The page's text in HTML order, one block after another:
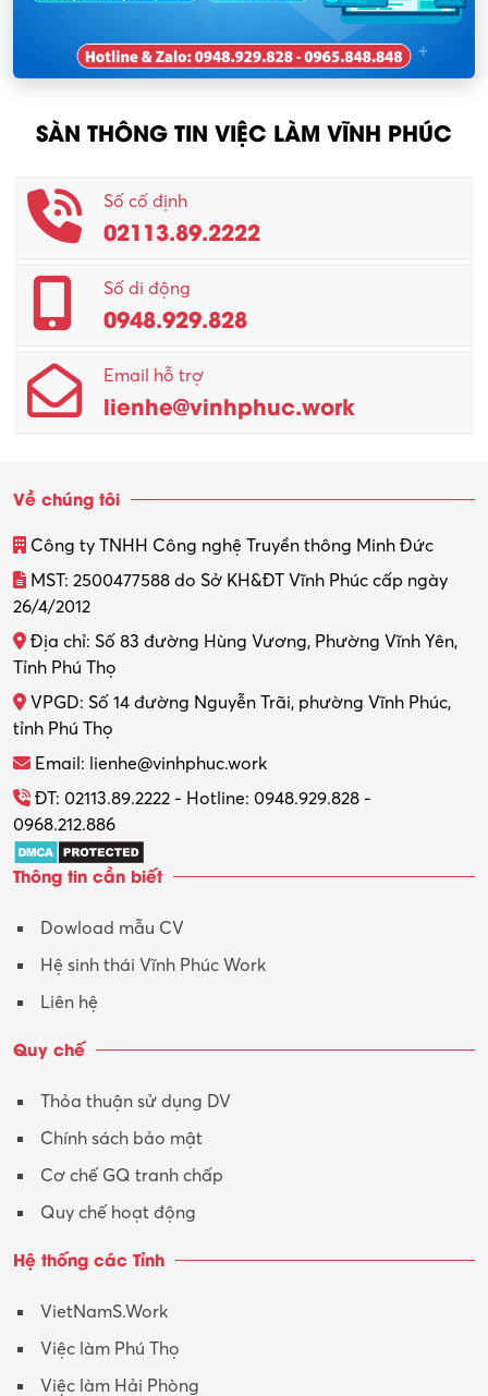
SÀN THÔNG TIN VIỆC LÀM VĨNH PHÚC
Số cố định
02113.89.2222
Số di động
0948.929.828
Email hỗ trợ
lienhe@vinhphuc.work
Về chúng tôi
Công ty TNHH Công nghệ Truyền thông Minh Đức
MST: 2500477588 do Sở KH&ĐT Vĩnh Phúc cấp ngày
26/4/2012
Địa chỉ: Số 83 đường Hùng Vương, Phường Vĩnh Yên,
Tỉnh Phú Thọ
VPGD: Số 14 đường Nguyễn Trãi, phường Vĩnh Phúc,
tỉnh Phú Thọ
Email: lienhe@vinhphuc.work
ĐT: 02113.89.2222 - Hotline: 0948.929.828 -
0968.212.886
Thông tin cần biết
Dowload mẫu CV
Hệ sinh thái Vĩnh Phúc Work
Liên hệ
Quy chế
Thỏa thuận sử dụng DV
Chính sách bảo mật
Cơ chế GQ tranh chấp
Quy chế hoạt động
Hệ thống các Tỉnh
VietNamS.Work
Việc làm Phú Thọ
Việc làm Hải Phòng